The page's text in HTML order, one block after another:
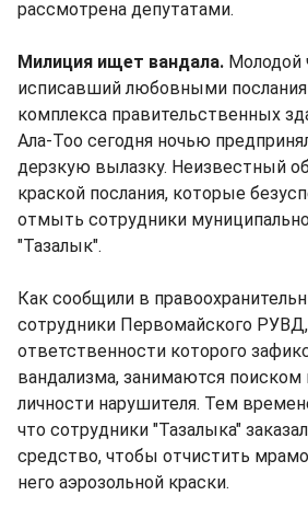
рассмотрена депутатами.
Милиция ищет вандала. Молодой
исписавший любовными
комплекса правительственных
Ала-Тоо сегодня ночью
дерзкую вылазку. Неизвестный
краской послания, которые
отмыть сотрудники
"Тазалык".
Как сообщили в
сотрудники Первомайского
ответственности которого
вандализма, занимаются поиском
личности нарушителя. Тем
что сотрудники "Тазалыка"
средство, чтобы отчистить
него аэрозольной краски.